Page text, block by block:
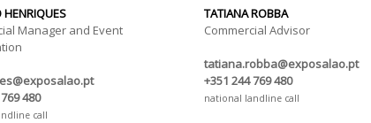
HENRIQUES
Manager and Event
480
call
TATIANA ROBBA
Commercial Advisor
tatiana.robba@exposalao.pt
+351 244 769 480
national landline call